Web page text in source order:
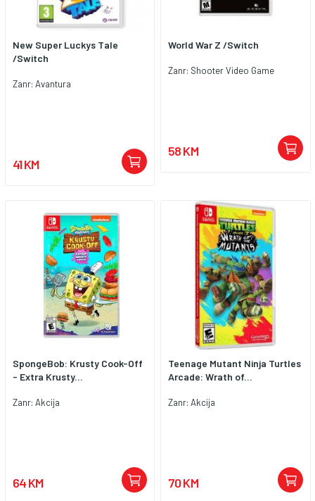
New Super Luckys Tale
/Switch
Zanr: Avantura
41 KM
World War Z /Switch
Zanr: Shooter Video Game
58 KM
SpongeBob: Krusty Cook-Off
- Extra Krusty...
Zanr: Akcija
64 KM
Teenage Mutant Ninja Turtles
Arcade: Wrath of...
Zanr: Akcija
70 KM